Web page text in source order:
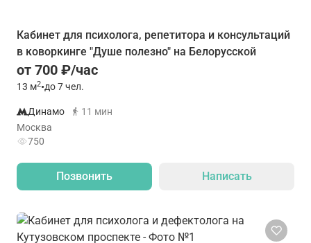
Кабинет для психолога, репетитора и консультаций
в коворкинге "Душе полезно" на Белорусской
от 700 ₽/час
13 м2•до 7 чел.
Динамо
11 мин
Москва
750
Позвонить Написать